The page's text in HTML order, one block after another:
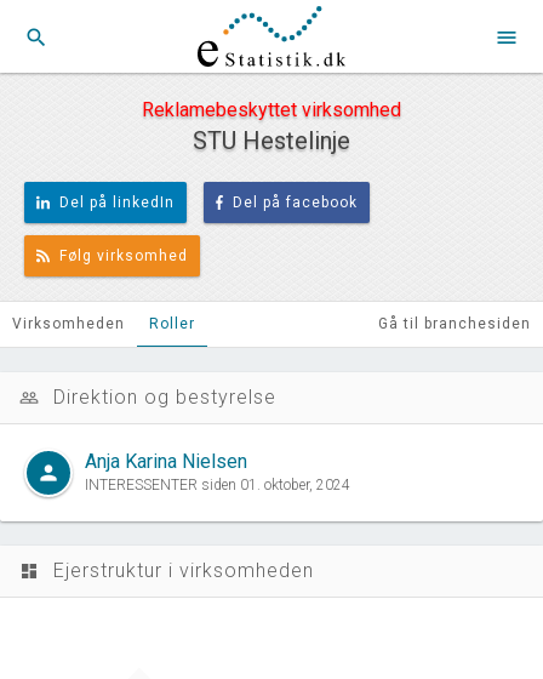
search menu
Reklamebeskyttet virksomhed
STU Hestelinje
Del på linkedIn Del på facebook
Følg virksomhed
Virksomheden Roller Gå til branchesiden
people_outline Direktion og bestyrelse
person Anja Karina Nielsen
INTERESSENTER siden 01. oktober, 2024
dashboard Ejerstruktur i virksomheden